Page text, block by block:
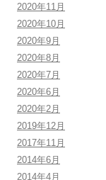
2020年11月
2020年10月
2020年9月
2020年8月
2020年7月
2020年6月
2020年2月
2019年12月
2017年11月
2014年6月
2014年4月